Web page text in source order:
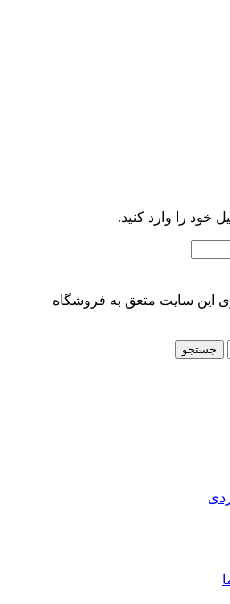
خود را وارد کنید.
این سایت متعق به فروشگاه
جستجو